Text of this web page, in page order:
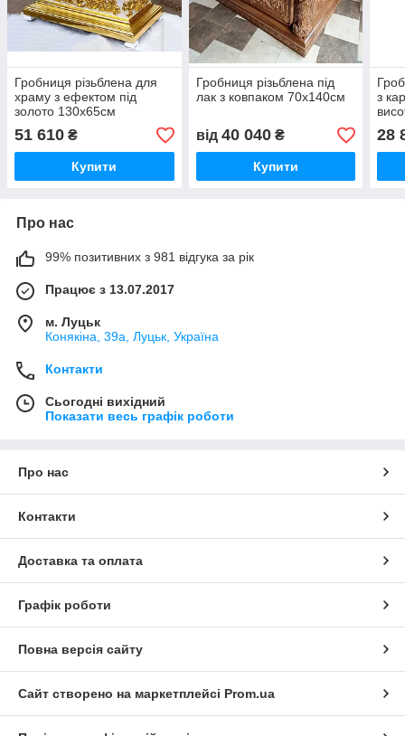
Гробниця різьблена для
храму з ефектом під
золото 130х65см
51 610 ₴
Купити
Гробниця різьблена під
лак з ковпаком 70х140см
від 40 040₴
Купити
з
28
Про нас
99% позитивних з 981 відгука за рік
Працює з 13.07.2017
м. Луцьк
Конякіна, 39а, Луцьк, Україна
Контакти
Сьогодні вихідний
Показати весь графік роботи
Про нас
Контакти
Доставка та оплата
Графік роботи
Повна версія сайту
Сайт створено на маркетплейсі Prom.ua